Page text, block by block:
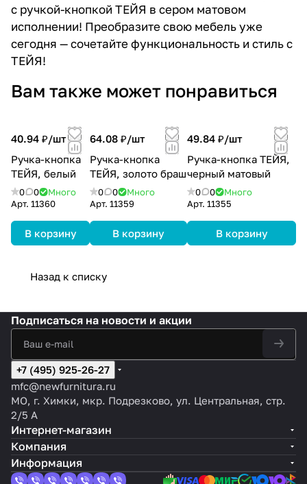
с ручкой-кнопкой ТЕЙЯ в сером матовом
исполнении! Преобразите свою мебель уже
сегодня — сочетайте функциональность и стиль с
ТЕЙЯ!
Вам также может понравиться
40.94 ₽/шт
Ручка-кнопка
ТЕЙЯ, белый
0 0
Много
Арт. 11360
В корзину
64.08 ₽/шт
Ручка-кнопка
ТЕЙЯ, золото браш
0 0
Много
Арт.11359
В корзину
49.84 ₽/шт
Ручка-кнопка ТЕЙЯ,
черный матовый
0 0
Много
Арт.11355
В корзину
Назад к списку
Подписаться на новости и акции
+7 (495) 925-26-27
mfc@newfurnitura.ru
МО, г. Химки, мкр. Подрезково, ул. Центральная, стр.
2/5 А
Интернет-магазин
Компания
Информация